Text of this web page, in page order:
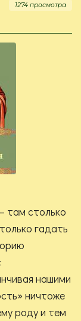
1274 просмотра
там столько
гадать
нашими
ничтоже
роду и тем